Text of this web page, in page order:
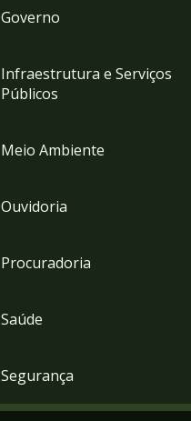
Governo
Infraestrutura e Serviços
Públicos
Meio Ambiente
Ouvidoria
Procuradoria
Saúde
Segurança